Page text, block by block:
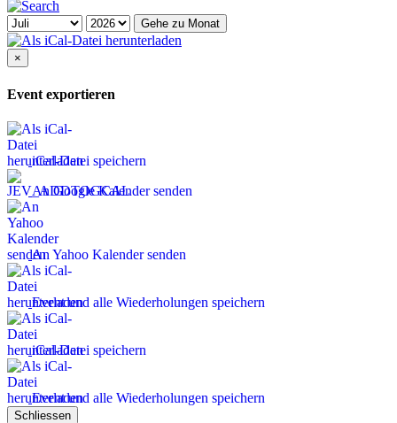
Gehe zu Monat
×
Event exportieren
iCal-Datei speichern
An Google Kalender senden
An Yahoo Kalender senden
Event und alle Wiederholungen speichern
iCal-Datei speichern
Event und alle Wiederholungen speichern
Schliessen